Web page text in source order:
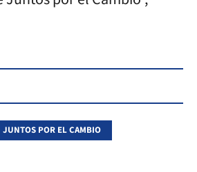
JUNTOS POR EL CAMBIO